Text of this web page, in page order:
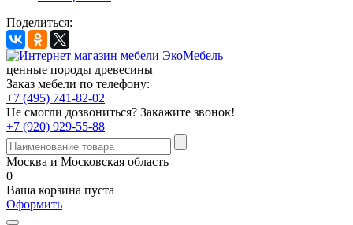
Поделиться:
ценные породы древесины
Заказ мебели по телефону:
+7 (495) 741-82-02
Не смогли дозвониться? Закажите звонок!
+7 (920) 929-55-88
Москва и Московская область
0
Ваша корзина пуста
Оформить